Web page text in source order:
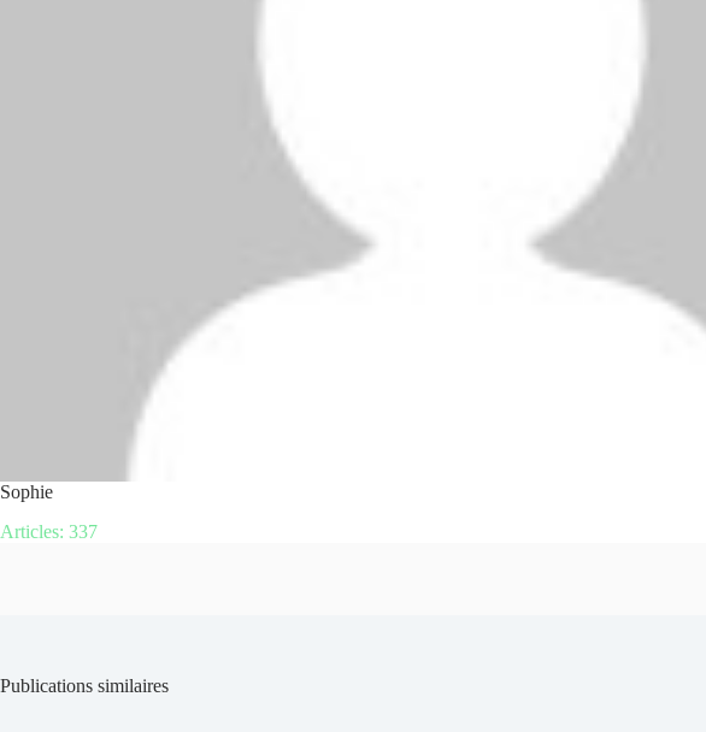
Sophie
Articles: 337
Publications similaires